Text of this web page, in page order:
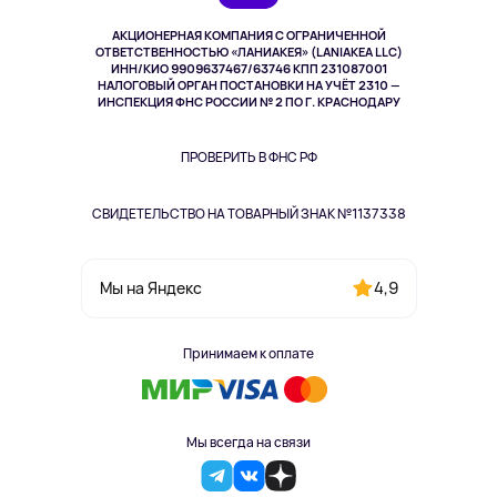
АКЦИОНЕРНАЯ КОМПАНИЯ С ОГРАНИЧЕННОЙ
ОТВЕТСТВЕННОСТЬЮ «ЛАНИАКЕЯ» (LANIAKEA LLC)
ИНН/КИО 9909637467/63746 КПП 231087001
НАЛОГОВЫЙ ОРГАН ПОСТАНОВКИ НА УЧЁТ 2310 —
ИНСПЕКЦИЯ ФНС РОССИИ № 2 ПО Г. КРАСНОДАРУ
ПРОВЕРИТЬ В ФНС РФ
СВИДЕТЕЛЬСТВО НА ТОВАРНЫЙ ЗНАК №1137338
Мы на Яндекс 4,9
Принимаем к оплате
Мы всегда на связи
Здоровье питомцев
Одежда и аксессуары